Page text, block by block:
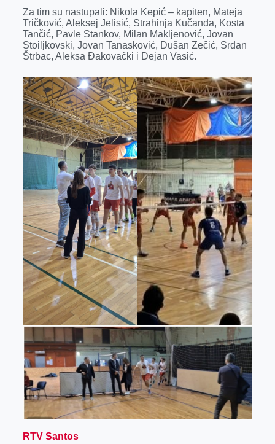
Za tim su nastupali: Nikola Kepić – kapiten, Mateja
Tričković, Aleksej Jelisić, Strahinja Kučanda, Kosta
Tančić, Pavle Stankov, Milan Makljenović, Jovan
Stoiljkovski, Jovan Tanasković, Dušan Zečić, Srđan
Štrbac, Aleksa Đakovački i Dejan Vasić.
RTV Santos